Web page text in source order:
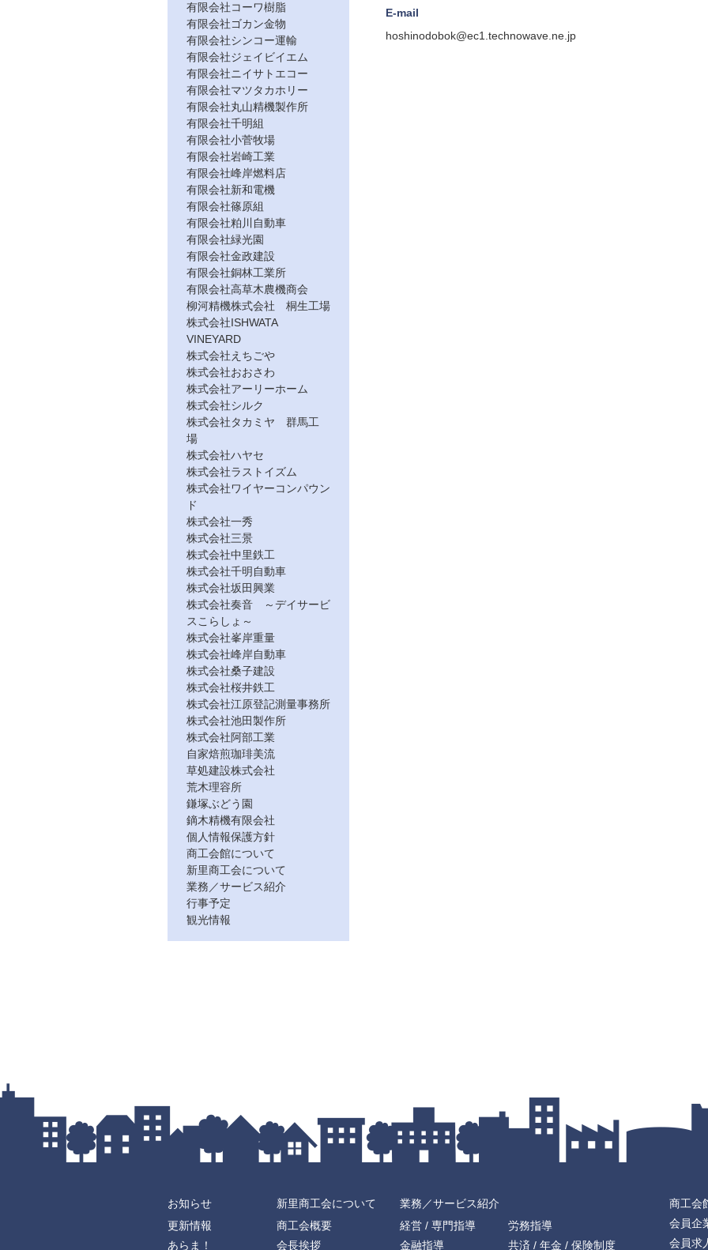
有限会社コーワ樹脂
有限会社ゴカン金物
有限会社シンコー運輸
有限会社ジェイビイエム
有限会社ニイサトエコー
有限会社マツタカホリー
有限会社丸山精機製作所
有限会社千明組
有限会社小菅牧場
有限会社岩崎工業
有限会社峰岸燃料店
有限会社新和電機
有限会社篠原組
有限会社粕川自動車
有限会社緑光園
有限会社金政建設
有限会社銅林工業所
有限会社高草木農機商会
柳河精機株式会社 桐生工場
株式会社ISHWATA
VINEYARD
株式会社えちごや
株式会社おおさわ
株式会社アーリーホーム
株式会社シルク
株式会社タカミヤ 群馬工
場
株式会社ハヤセ
株式会社ラストイズム
株式会社ワイヤーコンパウン
ド
株式会社一秀
株式会社三景
株式会社中里鉄工
株式会社千明自動車
株式会社坂田興業
株式会社奏音 ～デイサービ
スこらしょ～
株式会社峯岸重量
株式会社峰岸自動車
株式会社桑子建設
株式会社桜井鉄工
株式会社江原登記測量事務所
株式会社池田製作所
株式会社阿部工業
自家焙煎珈琲美流
草処建設株式会社
荒木理容所
鎌塚ぶどう園
鏑木精機有限会社
個人情報保護方針
商工会館について
新里商工会について
業務／サービス紹介
行事予定
観光情報
E-mail
hoshinodobok@ec1.technowave.ne.jp
お知らせ
更新情報
あらま！
新里商工会について
商工会概要
会長挨拶
業務／サービス紹介
経営 / 専門指導
金融指導
労務指導
共済 / 年金 / 保険制度
商工会
会員企
会員求